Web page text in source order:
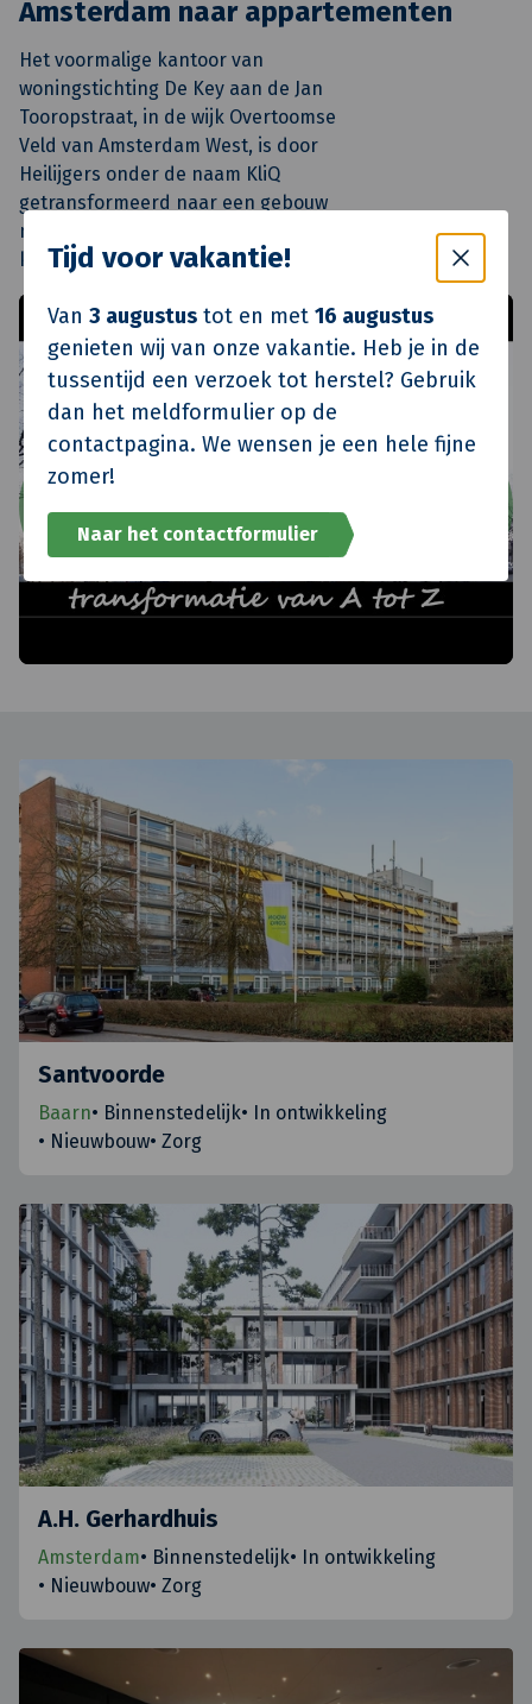
Tijd voor vakantie!
Van 3 augustus tot en met 16 augustus
genieten wij van onze vakantie. Heb je in de
tussentijd een verzoek tot herstel? Gebruik
dan het meldformulier op de
contactpagina. We wensen je een hele fijne
zomer!
Naar het contactformulier
Amsterdam naar appartementen
Het voormalige kantoor van
woningstichting De Key aan de Jan
Tooropstraat, in de wijk Overtoomse
Veld van Amsterdam West, is door
Heilijgers onder de naam KliQ
getransformeerd naar een gebouw
met hippe, complete en betaalbare
koopappartementen.
Santvoorde
Baarn• Binnenstedelijk• In ontwikkeling
• Nieuwbouw• Zorg
A.H. Gerhardhuis
Amsterdam• Binnenstedelijk• In ontwikkeling
• Nieuwbouw• Zorg